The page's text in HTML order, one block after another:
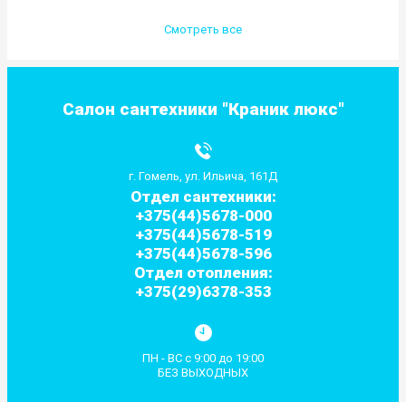
Салон сантехники "Краник люкс"
г. Гомель, ул. Ильича, 161Д
Отдел сантехники:
+375(44)5678-000
+375(44)5678-519
+375(44)5678-596
Отдел отопления:
+375(29)6378-353
ПН - ВС с 9:00 до 19:00
БЕЗ ВЫХОДНЫХ
Смотреть все